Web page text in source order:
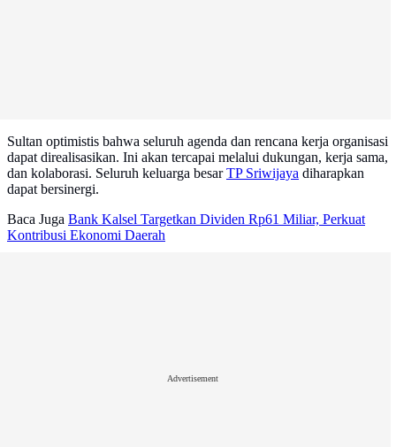
Sultan optimistis bahwa seluruh agenda dan rencana kerja organisasi
dapat direalisasikan. Ini akan tercapai melalui dukungan, kerja sama,
dan kolaborasi. Seluruh keluarga besarTP Sriwijaya diharapkan
dapat bersinergi.
Baca Juga Bank Kalsel Targetkan Dividen Rp61 Miliar, Perkuat
Kontribusi Ekonomi Daerah
Advertisement